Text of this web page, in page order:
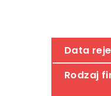
Data
Rodzaj